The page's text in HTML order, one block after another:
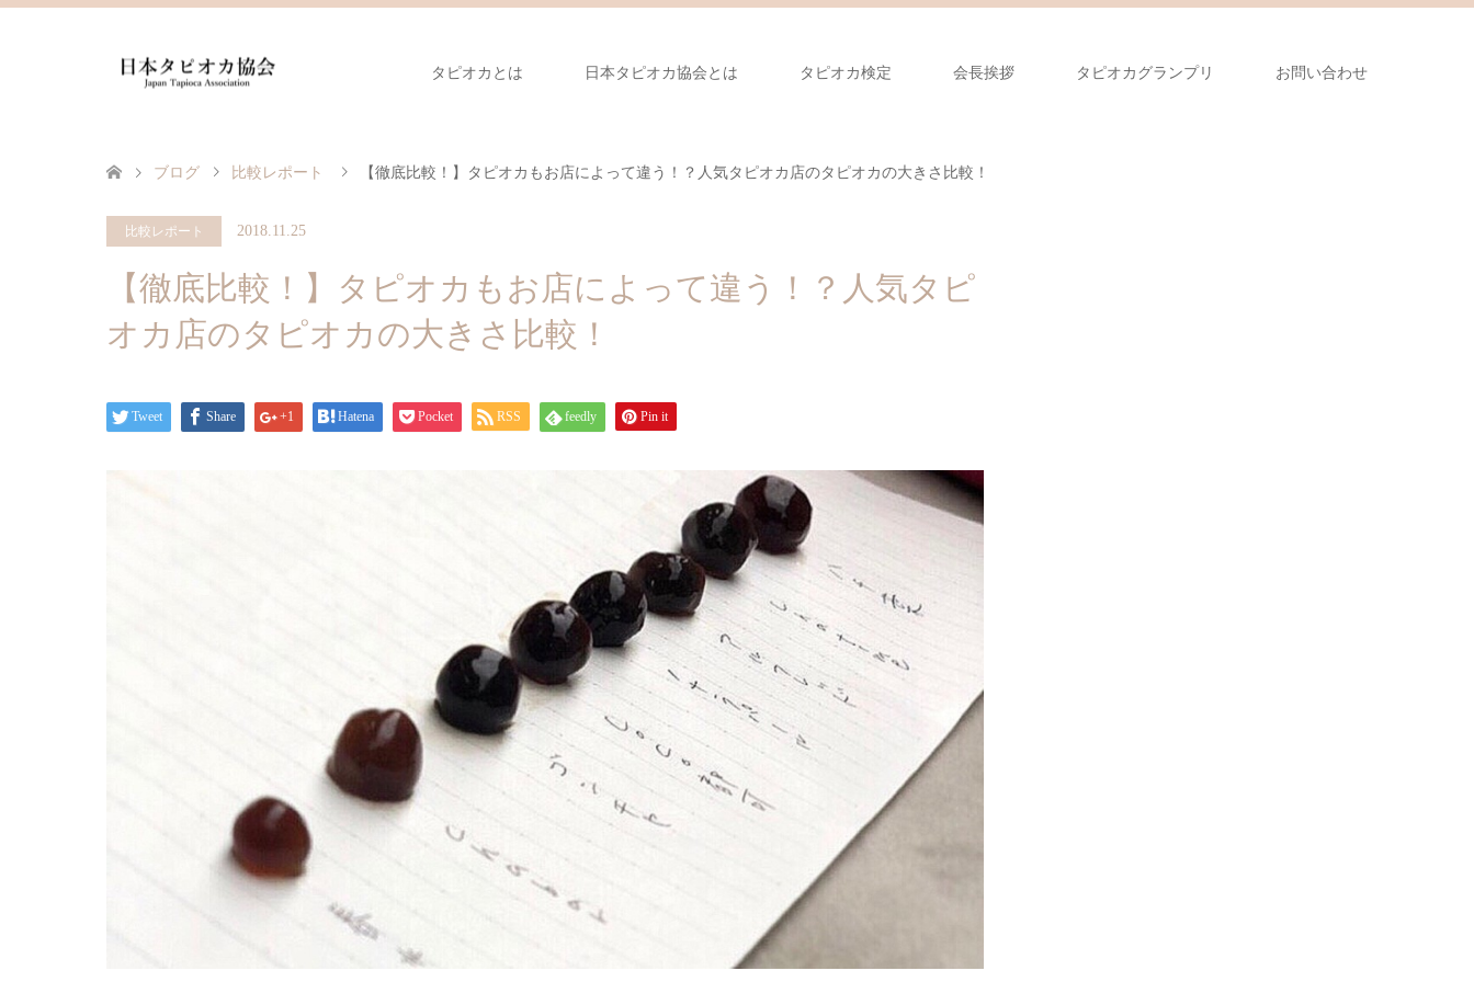
タピオカとは 日本タピオカ協会とは タピオカ検定 会長挨拶 タピオカグランプリ お問い合わせ
ブログ 比較レポート 【徹底比較！】タピオカもお店によって違う！？人気タピオカ店のタピオカの大きさ比較！
比較レポート 2018.11.25
【徹底比較！】タピオカもお店によって違う！？人気タピ
オカ店のタピオカの大きさ比較！
Tweet Share +1 Hatena Pocket RSS feedly Pin it